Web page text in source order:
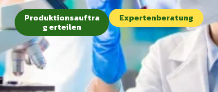
Produktionsauftra
g erteilen
Expertenberatung